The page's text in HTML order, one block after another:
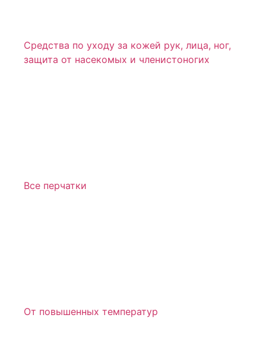
Средства по уходу за кожей рук, лица, ног,
защита от насекомых и членистоногих
Все перчатки
От повышенных температур